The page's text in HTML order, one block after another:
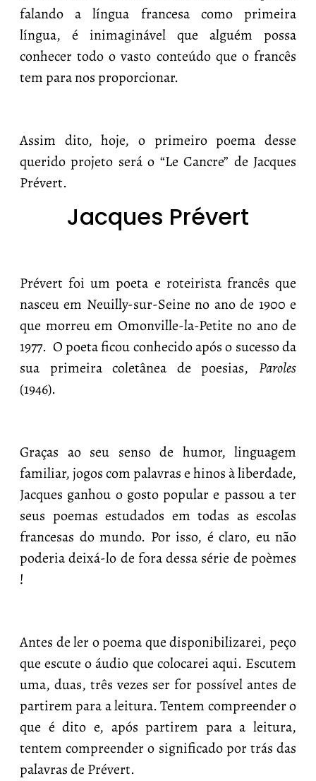
falando a língua francesa como primeira
língua, é inimaginável que alguém possa
conhecer todo o vasto conteúdo que o francês
tem para nos proporcionar.
Assim dito, hoje, o primeiro poema desse
querido projeto será o “Le Cancre” de Jacques
Prévert.
Jacques Prévert
Prévert foi um poeta e roteirista francês que
nasceu em Neuilly-sur-Seine no ano de 1900 e
que morreu em Omonville-la-Petite no ano de
1977. O poeta ficou conhecido após o sucesso da
sua primeira coletânea de poesias, Paroles
(1946).
Graças ao seu senso de humor, linguagem
familiar, jogos com palavras e hinos à liberdade,
Jacques ganhou o gosto popular e passou a ter
seus poemas estudados em todas as escolas
francesas do mundo. Por isso, é claro, eu não
poderia deixá-lo de fora dessa série de poèmes
!
Antes de ler o poema que disponibilizarei, peço
que escute o áudio que colocarei aqui. Escutem
uma, duas, três vezes ser for possível antes de
partirem para a leitura. Tentem compreender o
que é dito e, após partirem para a leitura,
tentem compreender o significado por trás das
palavras de Prévert.